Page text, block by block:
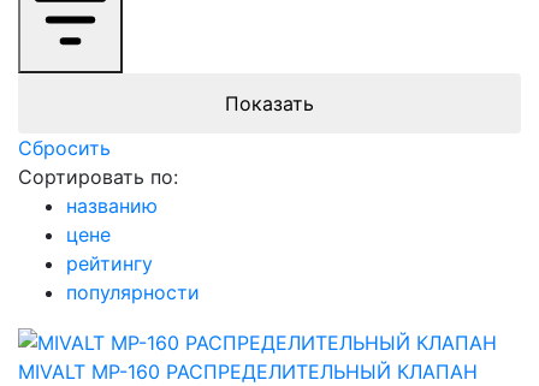
Сбросить
Сортировать по:
названию
цене
рейтингу
популярности
MIVALT MP-160 РАСПРЕ­ДЕ­ЛИ­ТЕ­ЛЬНЫЙ КЛАПАН